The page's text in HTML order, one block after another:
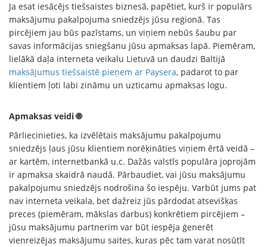
Ja esat iesācējs tiešsaistes biznesā, papētiet, kurš ir populārs
maksājumu pakalpojuma sniedzējs jūsu reģionā. Tas
pircējiem jau būs pazīstams, un viņiem nebūs šaubu par
savas informācijas sniegšanu jūsu apmaksas lapā. Piemēram,
lielākā daļa interneta veikalu Lietuvā un daudzi Baltijā
maksājumus tiešsaistē pieņem ar Paysera, padarot to par
klientiem ļoti labi zināmu un uzticamu apmaksas logu.
Apmaksas veidi 🌐
Pārliecinieties, ka izvēlētais maksājumu pakalpojumu
sniedzējs ļaus jūsu klientiem norēķināties viņiem ērtā veidā –
ar kartēm, internetbankā u.c. Dažās valstīs populāra joprojām
ir apmaksa skaidrā naudā. Pārbaudiet, vai jūsu maksājumu
pakalpojumu sniedzējs nodrošina šo iespēju. Varbūt jums pat
nav interneta veikala, bet dažreiz jūs pārdodat atsevišķas
preces (piemēram, mākslas darbus) konkrētiem pircējiem –
jūsu maksājumu partnerim var būt iespēja ģenerēt
vienreizējas maksājumu saites, kuras pēc tam varat nosūtīt